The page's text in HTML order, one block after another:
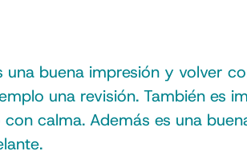
buena impresión y volver
una revisión. También es
calma. Además es una